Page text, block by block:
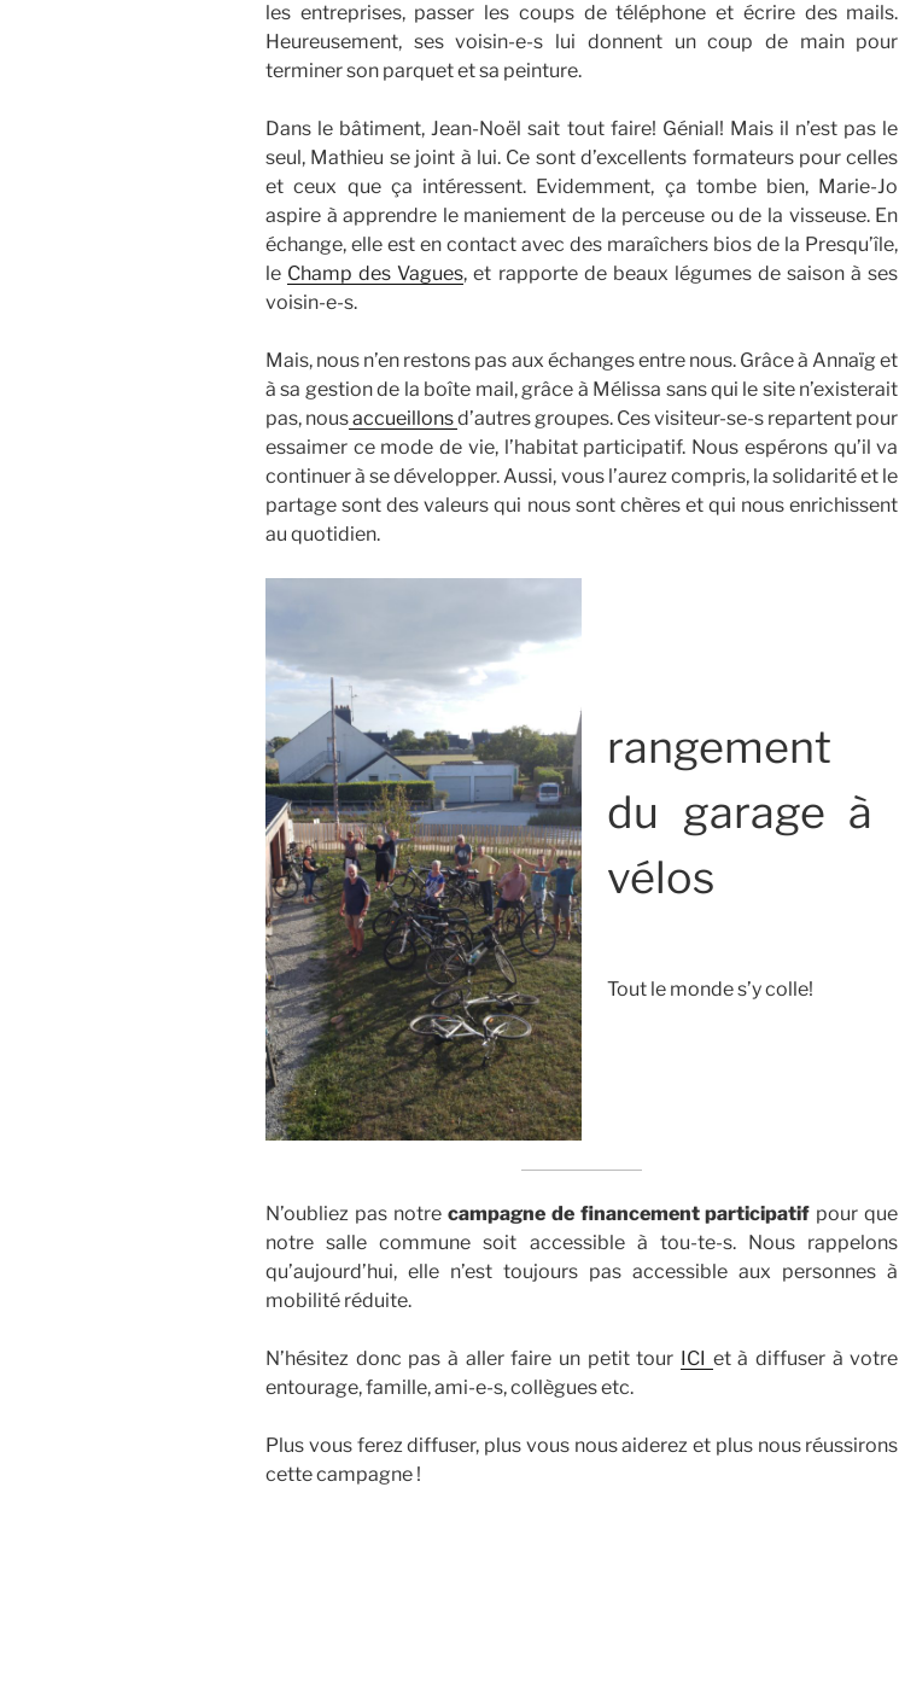
les entreprises, passer les coups de téléphone et écrire des mails.
Heureusement, ses voisin-e-s lui donnent un coup de main pour
terminer son parquet et sa peinture.
Dans le bâtiment, Jean-Noël sait tout faire! Génial! Mais il n’est pas le
seul, Mathieu se joint à lui. Ce sont d’excellents formateurs pour celles
et ceux que ça intéressent. Evidemment, ça tombe bien, Marie-Jo
aspire à apprendre le maniement de la perceuse ou de la visseuse. En
échange, elle est en contact avec des maraîchers bios de la Presqu’île,
le Champ des Vagues, et rapporte de beaux légumes de saison à ses
voisin-e-s.
Mais, nous n’en restons pas aux échanges entre nous. Grâce à Annaïg et
à sa gestion de la boîte mail, grâce à Mélissa sans qui le site n’existerait
pas, nousaccueillonsd’autres groupes. Ces visiteur-se-s repartent pour
essaimer ce mode de vie, l’habitat participatif. Nous espérons qu’il va
continuer à se développer. Aussi, vous l’aurez compris, la solidarité et le
partage sont des valeurs qui nous sont chères et qui nous enrichissent
au quotidien.
rangement
du garage à
vélos
Tout le monde s’y colle!
N’oubliez pas notre campagne de financement participatif pour que
notre salle commune soit accessible à tou-te-s. Nous rappelons
qu’aujourd’hui, elle n’est toujours pas accessible aux personnes à
mobilité réduite.
N’hésitez donc pas à aller faire un petit tour ICI et à diffuser à votre
entourage, famille, ami-e-s, collègues etc.
Plus vous ferez diffuser, plus vous nous aiderez et plus nous réussirons
cette campagne !